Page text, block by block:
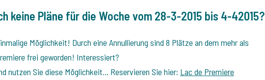
keine Pläne für die Woche vom 28-3-2015 bis 4-42015?
Möglichkeit! Durch eine Annullierung sind 8 Plätze an dem mehr als
frei geworden! Interessiert?
nutzen Sie diese Möglichkeit… Reservieren Sie hier: Lac de Premiere